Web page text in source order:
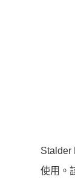
Stalder
使用。